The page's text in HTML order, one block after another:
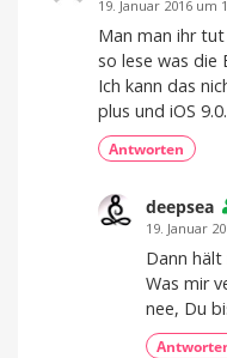
19. Januar 2016 um
Man man ihr
so lese was die
Ich kann das
plus und iOS
Antworten
deepsea
19. Januar
Dann
Was mir
nee, Du